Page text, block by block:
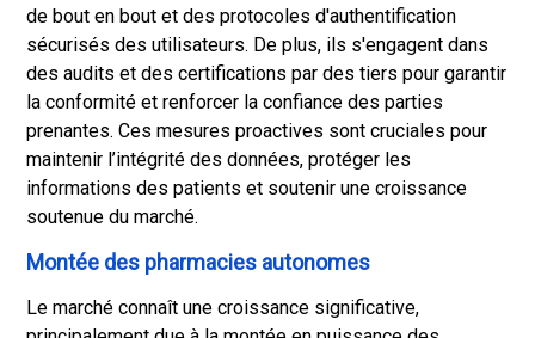
de bout en bout et des protocoles d'authentification
sécurisés des utilisateurs. De plus, ils s'engagent dans
des audits et des certifications par des tiers pour garantir
la conformité et renforcer la confiance des parties
prenantes. Ces mesures proactives sont cruciales pour
maintenir l’intégrité des données, protéger les
informations des patients et soutenir une croissance
soutenue du marché.
Montée des pharmacies autonomes
Le marché connaît une croissance significative,